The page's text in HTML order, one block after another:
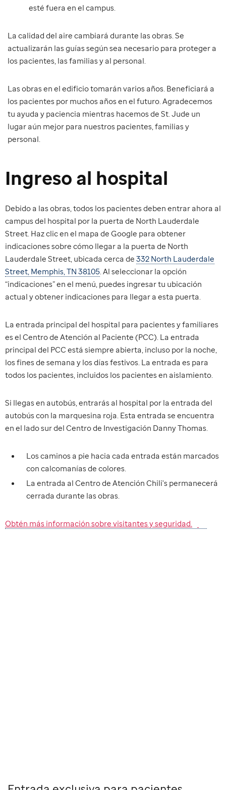
esté fuera en el campus.
La calidad del aire cambiará durante las obras. Se
actualizarán las guías según sea necesario para proteger a
los pacientes, las familias y al personal.
Las obras en el edificio tomarán varios años. Beneficiará a
los pacientes por muchos años en el futuro. Agradecemos
tu ayuda y paciencia mientras hacemos de St. Jude un
lugar aún mejor para nuestros pacientes, familias y
personal.
Ingreso al hospital
Debido a las obras, todos los pacientes deben entrar ahora al
campus del hospital por la puerta de North Lauderdale
Street. Haz clic en el mapa de Google para obtener
indicaciones sobre cómo llegar a la puerta de North
Lauderdale Street, ubicada cerca de 332 North Lauderdale
Street, Memphis, TN 38105 . Al seleccionar la opción
“indicaciones” en el menú, puedes ingresar tu ubicación
actual y obtener indicaciones para llegar a esta puerta.
La entrada principal del hospital para pacientes y familiares
es el Centro de Atención al Paciente (PCC). La entrada
principal del PCC está siempre abierta, incluso por la noche,
los fines de semana y los días festivos. La entrada es para
todos los pacientes, incluidos los pacientes en aislamiento.
Si llegas en autobús, entrarás al hospital por la entrada del
autobús con la marquesina roja. Esta entrada se encuentra
en el lado sur del Centro de Investigación Danny Thomas.
Los caminos a pie hacia cada entrada están marcados
con calcomanías de colores.
La entrada al Centro de Atención Chili's permanecerá
cerrada durante las obras.
Obtén más información sobre visitantes y seguridad.